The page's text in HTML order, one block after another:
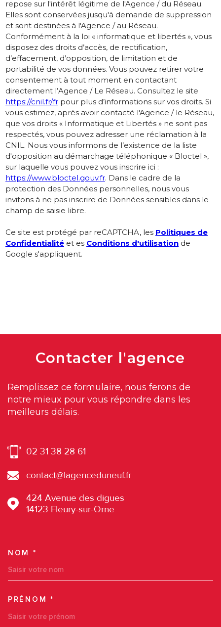
repose sur l'intérêt légitime de l'Agence / du Réseau.
Elles sont conservées jusqu'à demande de suppression
et sont destinées à l'Agence / au Réseau.
Conformément à la loi « informatique et libertés », vous
disposez des droits d’accès, de rectification,
d’effacement, d’opposition, de limitation et de
portabilité de vos données. Vous pouvez retirer votre
consentement à tout moment en contactant
directement l’Agence / Le Réseau. Consultez le site
https://cnil.fr/fr pour plus d’informations sur vos droits. Si
vous estimez, après avoir contacté l'Agence / le Réseau,
que vos droits « Informatique et Libertés » ne sont pas
respectés, vous pouvez adresser une réclamation à la
CNIL. Nous vous informons de l’existence de la liste
d'opposition au démarchage téléphonique « Bloctel »,
sur laquelle vous pouvez vous inscrire ici :
https://www.bloctel.gouv.fr. Dans le cadre de la
protection des Données personnelles, nous vous
invitons à ne pas inscrire de Données sensibles dans le
champ de saisie libre.
Ce site est protégé par reCAPTCHA, les Politiques de
Confidentialité et es Conditions d'utilisation de
Google s'appliquent.
Contacter l'agence
Remplissez ce formulaire, nous ferons de
notre mieux pour vous répondre dans les
meilleurs délais.
02 31 38 28 61
contact@lagenceduneuf.fr
424 Avenue des digues
14123
Fleury-sur-Orne
NOM *
PRÉNOM *